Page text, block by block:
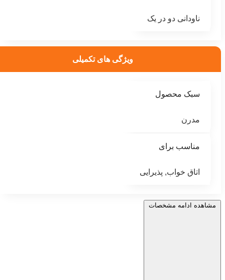
ناودانی دو در یک
ویژگی های تکمیلی
سبک محصول
مدرن
مناسب برای
اتاق خواب, پذیرایی
مشاهده ادامه مشخصات